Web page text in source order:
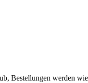
Bestellungen werden